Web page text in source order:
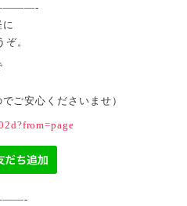
。
ご安心くださいませ）